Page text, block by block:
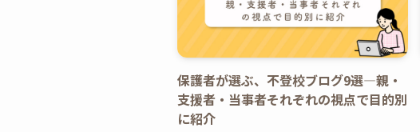
保護者が選ぶ、不登校ブログ9選―親・
支援者・当事者それぞれの視点で目的別
に紹介